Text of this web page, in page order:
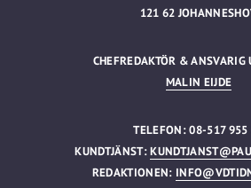
121 62
CHEFREDAKTÖR & ANSVARIG
MALIN EIJDE
TELEFON: 08-517 955
KUNDTJÄNST:
REDAKTIONEN: